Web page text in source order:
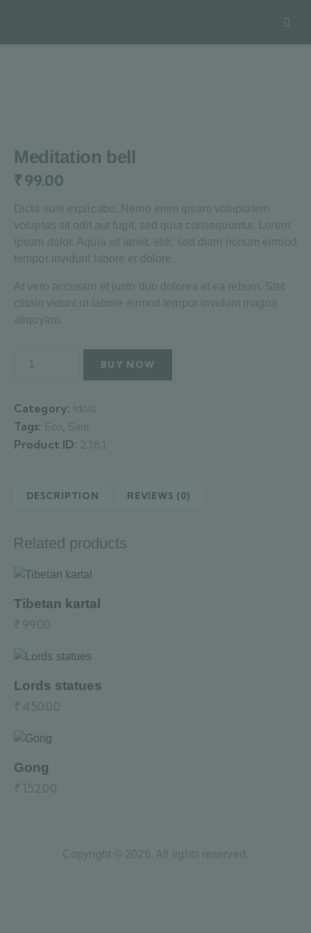
Meditation bell
₹99.00
Dicta sunt explicabo. Nemo enim ipsam voluptatem
voluptas sit odit aut fugit, sed quia consequuntur. Lorem
ipsum dolor. Aquia sit amet, elitr, sed diam nonum eirmod
tempor invidunt labore et dolore.
At vero accusam et justo duo dolores et ea rebum. Stet
clitain vidunt ut labore eirmod tempor invidunt magna
aliquyam.
BUY NOW
Category: Idols
Tags: Eco Sale
Product ID: 2381
DESCRIPTION REVIEWS (0)
Related products
Tibetan kartal
₹ 99.00
Lords statues
₹ 450.00
Gong
₹ 152.00
Copyright © 2026. All rights reserved.